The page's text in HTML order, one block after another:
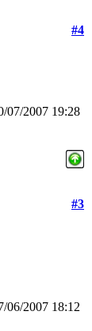
#4
07/2007 19:28
#3
06/2007 18:12